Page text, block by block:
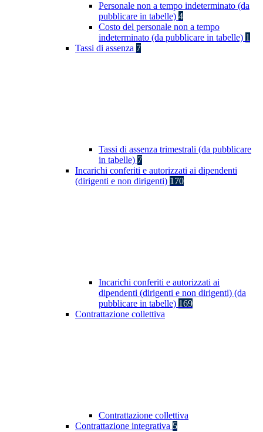
Personale non a tempo indeterminato (da
pubblicare in tabelle) 4
Costo del personale non a tempo
indeterminato (da pubblicare in tabelle) 1
Tassi di assenza 7
Tassi di assenza trimestrali (da pubblicare
in tabelle) 7
Incarichi conferiti e autorizzati ai dipendenti
(dirigenti e non dirigenti) 170
Incarichi conferiti e autorizzati ai
dipendenti (dirigenti e non dirigenti) (da
pubblicare in tabelle) 169
Contrattazione collettiva
Contrattazione collettiva
Contrattazione integrativa 5